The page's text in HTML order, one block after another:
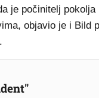
je počinitelj pokolja
objavio je i Bild